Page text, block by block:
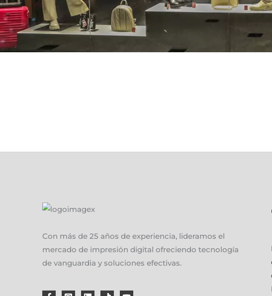
Con más de 25 años de experiencia, lideramos el
mercado de impresión digital ofreciendo tecnología
de vanguardia y soluciones efectivas.